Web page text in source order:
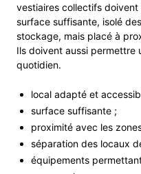
vestiaires collectifs doivent
surface suffisante, isolé
stockage, mais placé à
Ils doivent aussi permettre
quotidien.
local adapté et
surface suffisante ;
proximité avec les
séparation des locaux
équipements